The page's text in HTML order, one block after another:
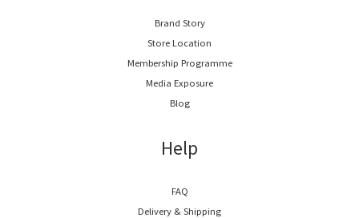
Brand Story
Store Location
Membership Programme
Media Exposure
Blog
Help
FAQ
Delivery & Shipping